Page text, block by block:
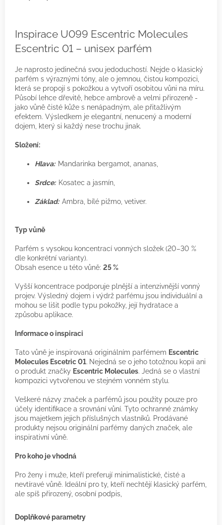
Inspirace U099 Escentric Molecules
Escentric 01 – unisex parfém
Je naprosto jedinečná svou jedoduchostí. Nejde o klasický
parfém s výraznými tóny, ale o jemnou, čistou kompozici,
která se propojí s pokožkou a vytvoří osobitou vůni na míru.
Působí lehce dřevitě, hebce ambrově a velmi přirozeně -
jako vůně čisté kůže s nenápadným, ale přitažlivým
efektem. Výsledkem je elegantní, nenucený a moderní
dojem, který si každý nese trochu jinak.
Složení:
Hlava: Mandarinka bergamot, ananas,
Srdce: Kosatec a jasmín,
Základ: Ambra, bílé pižmo, vetiver.
Typ vůně
Parfém s vysokou koncentrací vonných složek (20–30 %
dle konkrétní varianty).
Obsah esence u této vůně: 25 %
Vyšší koncentrace podporuje plnější a intenzivnější vonný
projev. Výsledný dojem i výdrž parfému jsou individuální a
mohou se lišit podle typu pokožky, její hydratace a
způsobu aplikace.
Informace o inspiraci
Tato vůně je inspirovaná originálním parfémem Escentric
Molecules Escetric 01. Nejedná se o jeho totožnou kopii ani
o produkt značky Escentric Molecules. Jedná se o vlastní
kompozici vytvořenou ve stejném vonném stylu.
Veškeré názvy značek a parfémů jsou použity pouze pro
účely identifikace a srovnání vůní. Tyto ochranné známky
jsou majetkem jejich příslušných vlastníků. Prodávané
produkty nejsou originální parfémy daných značek, ale
inspirativní vůně.
Pro koho je vhodná
Pro ženy i muže, kteří preferují minimalistické, čisté a
nevtíravé vůně. Ideální pro ty, kteří nechtějí klasický parfém,
ale spíš přirozený, osobní podpis,
Doplňkové parametry